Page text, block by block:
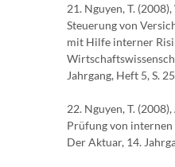
21. Nguyen, T.
Steuerung von
mit Hilfe interner
Jahrgang, Heft 5, S.
22. Nguyen, T.
Prüfung von
Der Aktuar, 14.